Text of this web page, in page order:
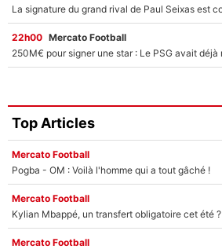
22h00 Mercato Football
Top Articles
Mercato Football
Pogba - OM : Voilà l'homme qui a tout gâché !
Mercato Football
Kylian Mbappé, un transfert obligatoire cet été ?
Mercato Football